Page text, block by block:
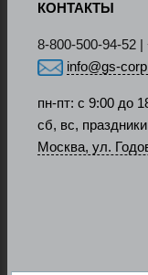
КОНТАКТЫ
8-800-500-94-52
info@gs-
пн-пт: с 9:00 до
сб, вс,
Москва, ул.